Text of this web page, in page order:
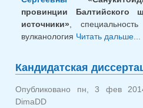
провинции Балтийского
источники» ,
вулканология Читать дальше...
Кандидатская
Опубликовано пн, 3 фев
DimaDD